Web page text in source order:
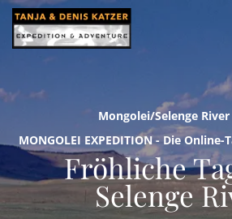
Mongolei/Selenge
MONGOLEI EXPEDITION - Die Online-
Fröhliche
Selenge